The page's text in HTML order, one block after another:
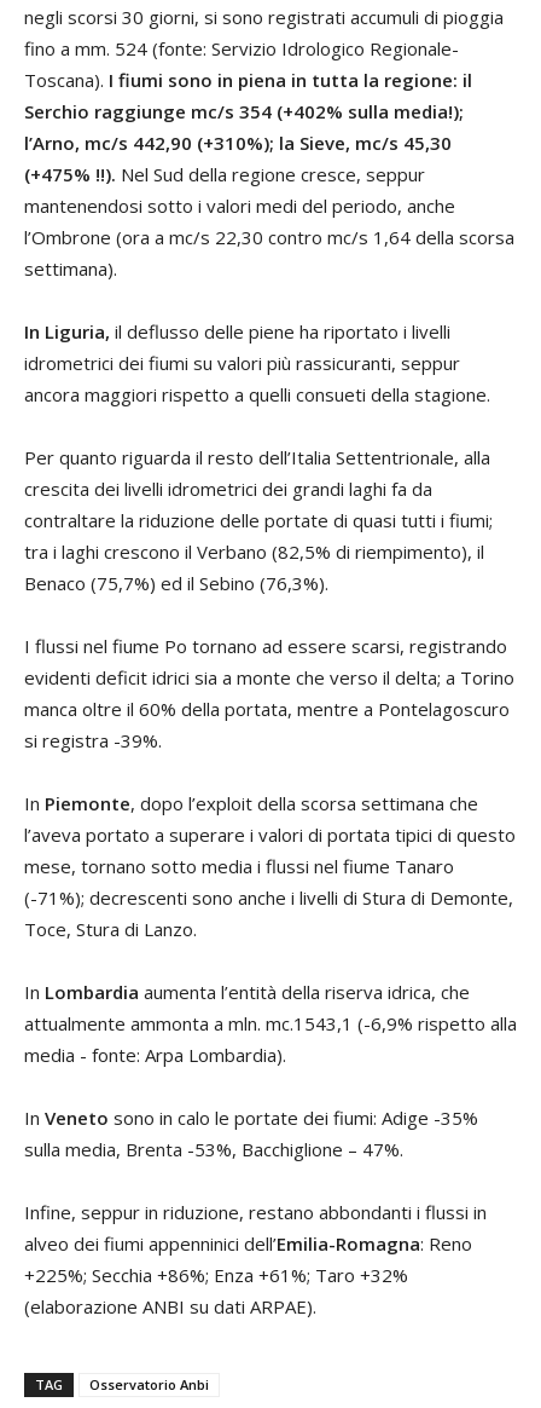
negli scorsi 30 giorni, si sono registrati accumuli di pioggia
fino a mm. 524 (fonte: Servizio Idrologico Regionale-
Toscana). I fiumi sono in piena in tutta la regione: il
Serchio raggiunge mc/s 354 (+402% sulla media!);
l’Arno, mc/s 442,90 (+310%); la Sieve, mc/s 45,30
(+475% !!). Nel Sud della regione cresce, seppur
mantenendosi sotto i valori medi del periodo, anche
l’Ombrone (ora a mc/s 22,30 contro mc/s 1,64 della scorsa
settimana).
In Liguria, il deflusso delle piene ha riportato i livelli
idrometrici dei fiumi su valori più rassicuranti, seppur
ancora maggiori rispetto a quelli consueti della stagione.
Per quanto riguarda il resto dell’Italia Settentrionale, alla
crescita dei livelli idrometrici dei grandi laghi fa da
contraltare la riduzione delle portate di quasi tutti i fiumi;
tra i laghi crescono il Verbano (82,5% di riempimento), il
Benaco (75,7%) ed il Sebino (76,3%).
I flussi nel fiume Po tornano ad essere scarsi, registrando
evidenti deficit idrici sia a monte che verso il delta; a Torino
manca oltre il 60% della portata, mentre a Pontelagoscuro
si registra -39%.
In Piemonte, dopo l’exploit della scorsa settimana che
l’aveva portato a superare i valori di portata tipici di questo
mese, tornano sotto media i flussi nel fiume Tanaro
(-71%); decrescenti sono anche i livelli di Stura di Demonte,
Toce, Stura di Lanzo.
In Lombardia aumenta l’entità della riserva idrica, che
attualmente ammonta a mln. mc.1543,1 (-6,9% rispetto alla
media - fonte: Arpa Lombardia).
In Veneto sono in calo le portate dei fiumi: Adige -35%
sulla media, Brenta -53%, Bacchiglione – 47%.
Infine, seppur in riduzione, restano abbondanti i flussi in
alveo dei fiumi appenninici dell’Emilia-Romagna: Reno
+225%; Secchia +86%; Enza +61%; Taro +32%
(elaborazione ANBI su dati ARPAE).
TAG Osservatorio Anbi